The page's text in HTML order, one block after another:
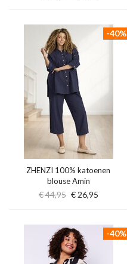
ZHENZI 100% katoenen
blouse Amin
€ 44,95 € 26,95
-40%
-40%